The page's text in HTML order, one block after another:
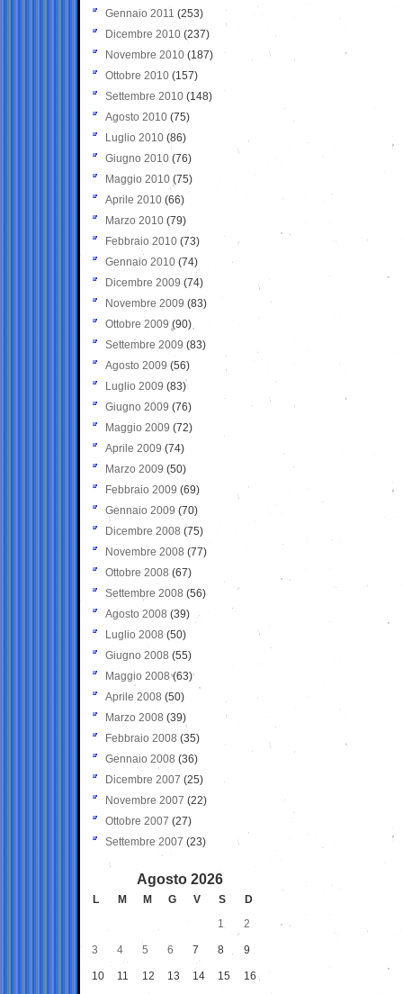
Gennaio 2011 (253)
Dicembre 2010 (237)
Novembre 2010 (187)
Ottobre 2010 (157)
Settembre 2010 (148)
Agosto 2010 (75)
Luglio 2010 (86)
Giugno 2010 (76)
Maggio 2010 (75)
Aprile 2010 (66)
Marzo 2010 (79)
Febbraio 2010 (73)
Gennaio 2010 (74)
Dicembre 2009 (74)
Novembre 2009 (83)
Ottobre 2009 (90)
Settembre 2009 (83)
Agosto 2009 (56)
Luglio 2009 (83)
Giugno 2009 (76)
Maggio 2009 (72)
Aprile 2009 (74)
Marzo 2009 (50)
Febbraio 2009 (69)
Gennaio 2009 (70)
Dicembre 2008 (75)
Novembre 2008 (77)
Ottobre 2008 (67)
Settembre 2008 (56)
Agosto 2008 (39)
Luglio 2008 (50)
Giugno 2008 (55)
Maggio 2008(63)
Aprile 2008 (50)
Marzo 2008 (39)
Febbraio 2008 (35)
Gennaio 2008 (36)
Dicembre 2007 (25)
Novembre 2007 (22)
Ottobre 2007 (27)
Settembre 2007 (23)
Agosto 2026
L M M G V S
D
1
2
3 4 5 6 7 8 9
10 11 12 13 14 15 16